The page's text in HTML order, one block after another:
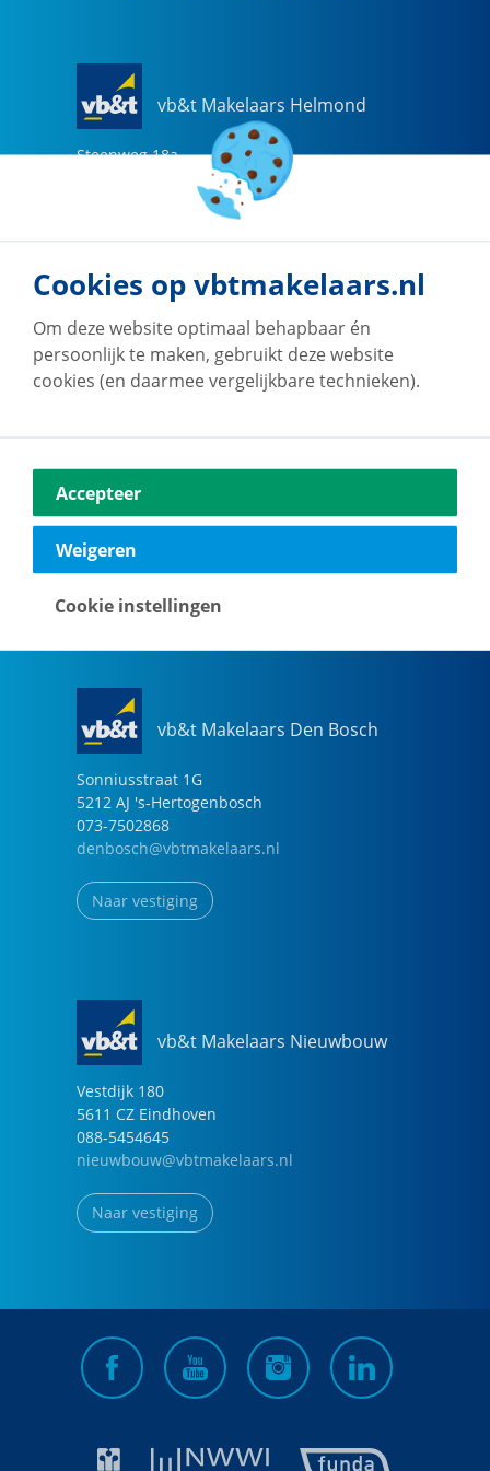
vb&t Makelaars Helmond
Steenweg 18a
helmond@vbtmakelaars.nl
Naar vestiging
Vestdijk 180
5611 CZ Eindhoven
040-2696949
vb&t Makelaars Den Bosch
Sonniusstraat 1G
5212 AJ 's-Hertogenbosch
073-7502868
denbosch@vbtmakelaars.nl
Naar vestiging
vb&t Makelaars Nieuwbouw
Vestdijk 180
5611 CZ Eindhoven
088-5454645
nieuwbouw@vbtmakelaars.nl
Naar vestiging
Cookies op vbtmakelaars.nl
Om deze website optimaal behapbaar én
persoonlijk te maken, gebruikt deze website
cookies (en daarmee vergelijkbare technieken).
Accepteer
Weigeren
Cookie instellingen